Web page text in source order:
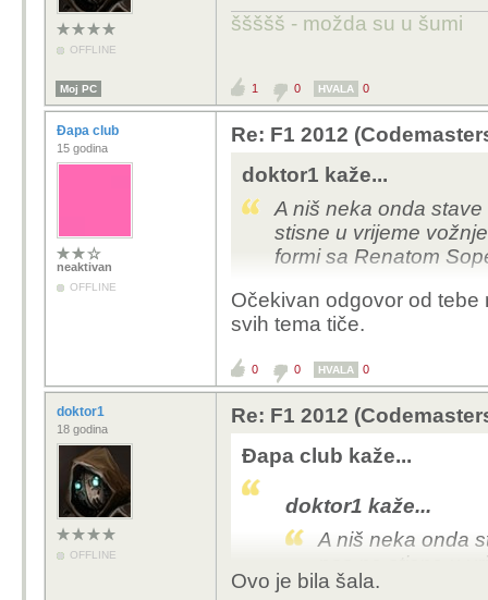
OFFLINE
ššššš - možda su u šumi
Moj PC 1 0 HVALA 0
Đapa club
15 godina
neaktivan
OFFLINE
Re: F1 2012
doktor1 kaže...
A niš neka onda
stisne u vrijeme
formi sa Renatom
Očekivan odgovor od
svih tema tiče.
0 0 HVALA 0
doktor1
18 godina
OFFLINE
Re: F1 2012
Đapa club kaže...
doktor1 kaže...
A niš neka onda
nas ne stisne u
budemo u formi
Ovo je bila šala.